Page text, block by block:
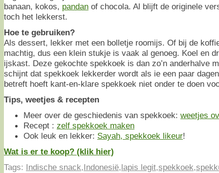
banaan, kokos, pandan of chocola. Al blijft de originele
toch het lekkerst.
Hoe te gebruiken?
Als dessert, lekker met een bolletje roomijs. Of bij de
machtig, dus een klein stukje is vaak al genoeg. Koel en
ijskast. Deze gekochte spekkoek is dan zo’n anderhalve
schijnt dat spekkoek lekkerder wordt als ie een paar
betreft hoeft kant-en-klare spekkoek niet onder te doen
Tips, weetjes & recepten
Meer over de geschiedenis van spekkoek: weetjes
Recept : zelf spekkoek maken
Ook leuk en lekker: Sayah, spekkoek likeur!
Wat is er te koop? (klik hier)
Tags: Indische snack,Indonesië,lapis legit,spekkoek,